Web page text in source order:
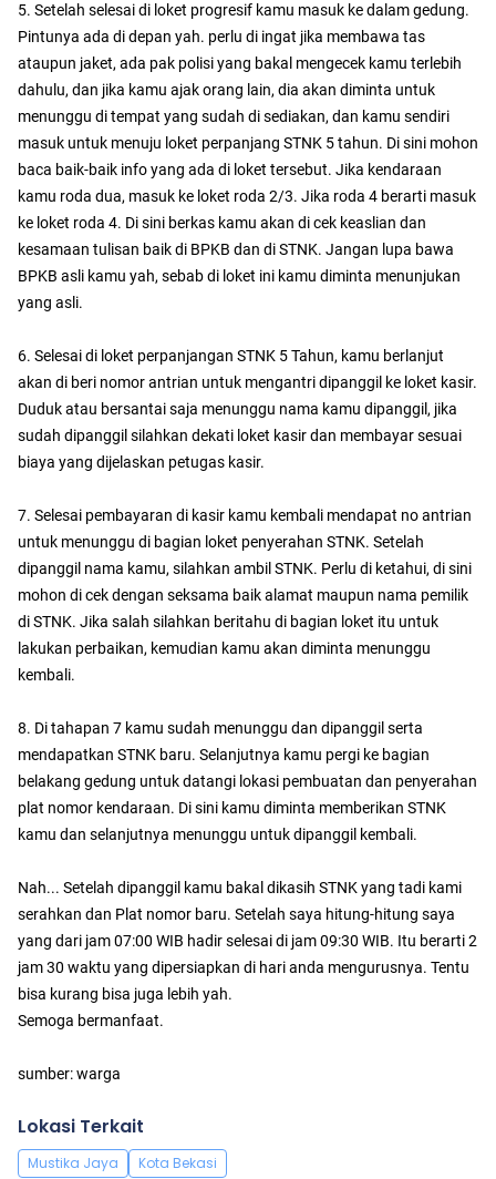
5. Setelah selesai di loket progresif kamu masuk ke dalam gedung.
Pintunya ada di depan yah. perlu di ingat jika membawa tas
ataupun jaket, ada pak polisi yang bakal mengecek kamu terlebih
dahulu, dan jika kamu ajak orang lain, dia akan diminta untuk
menunggu di tempat yang sudah di sediakan, dan kamu sendiri
masuk untuk menuju loket perpanjang STNK 5 tahun. Di sini mohon
baca baik-baik info yang ada di loket tersebut. Jika kendaraan
kamu roda dua, masuk ke loket roda 2/3. Jika roda 4 berarti masuk
ke loket roda 4. Di sini berkas kamu akan di cek keaslian dan
kesamaan tulisan baik di BPKB dan di STNK. Jangan lupa bawa
BPKB asli kamu yah, sebab di loket ini kamu diminta menunjukan
yang asli.
6. Selesai di loket perpanjangan STNK 5 Tahun, kamu berlanjut
akan di beri nomor antrian untuk mengantri dipanggil ke loket kasir.
Duduk atau bersantai saja menunggu nama kamu dipanggil, jika
sudah dipanggil silahkan dekati loket kasir dan membayar sesuai
biaya yang dijelaskan petugas kasir.
7. Selesai pembayaran di kasir kamu kembali mendapat no antrian
untuk menunggu di bagian loket penyerahan STNK. Setelah
dipanggil nama kamu, silahkan ambil STNK. Perlu di ketahui, di sini
mohon di cek dengan seksama baik alamat maupun nama pemilik
di STNK. Jika salah silahkan beritahu di bagian loket itu untuk
lakukan perbaikan, kemudian kamu akan diminta menunggu
kembali.
8. Di tahapan 7 kamu sudah menunggu dan dipanggil serta
mendapatkan STNK baru. Selanjutnya kamu pergi ke bagian
belakang gedung untuk datangi lokasi pembuatan dan penyerahan
plat nomor kendaraan. Di sini kamu diminta memberikan STNK
kamu dan selanjutnya menunggu untuk dipanggil kembali.
Nah... Setelah dipanggil kamu bakal dikasih STNK yang tadi kami
serahkan dan Plat nomor baru. Setelah saya hitung-hitung saya
yang dari jam 07:00 WIB hadir selesai di jam 09:30 WIB. Itu berarti 2
jam 30 waktu yang dipersiapkan di hari anda mengurusnya. Tentu
bisa kurang bisa juga lebih yah.
Semoga bermanfaat.
sumber: warga
Lokasi Terkait
Mustika Jaya Kota Bekasi